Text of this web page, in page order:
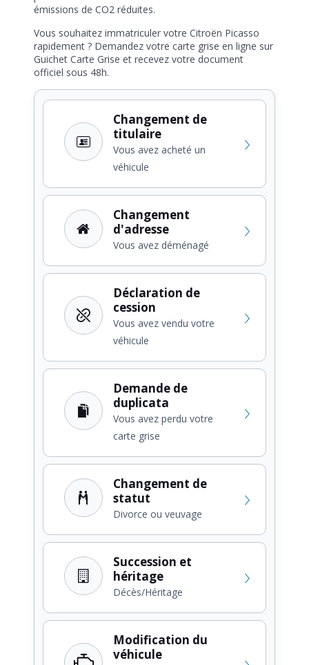
émissions de CO2 réduites.
Vous souhaitez immatriculer votre Citroën Picasso
rapidement ? Demandez votre carte grise en ligne sur
Guichet Carte Grise et recevez votre document
officiel sous 48h.
Changement de
titulaire
Vous avez acheté un
véhicule
Changement
d'adresse
Vous avez déménagé
Déclaration de
cession
Vous avez vendu votre
véhicule
Demande de
duplicata
Vous avez perdu votre
carte grise
Changement de
statut
Divorce ou veuvage
Succession et
héritage
Décès/Héritage
Modification du
véhicule